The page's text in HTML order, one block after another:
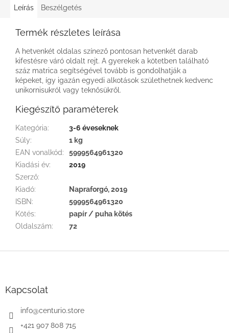
Leírás Beszélgetés
Termék részletes leírása
A hetvenkét oldalas színező pontosan hetvenkét darab
kifestésre váró oldalt rejt. A gyerekek a kötetben található
száz matrica segítségével tovább is gondolhatják a
képeket, így igazán egyedi alkotások születhetnek kedvenc
unikornisukról vagy teknősükről.
Kiegészítő paraméterek
Kategória:
3-6 éveseknek
Súly:
1 kg
EAN vonalkód:
5999564961320
Kiadási év:
2019
Szerző:
Kiadó:
Napraforgó, 2019
ISBN:
5999564961320
Kötés:
papír / puha kötés
Oldalszám: 72
Kapcsolat
info@centurio.store
+421 907 808 715